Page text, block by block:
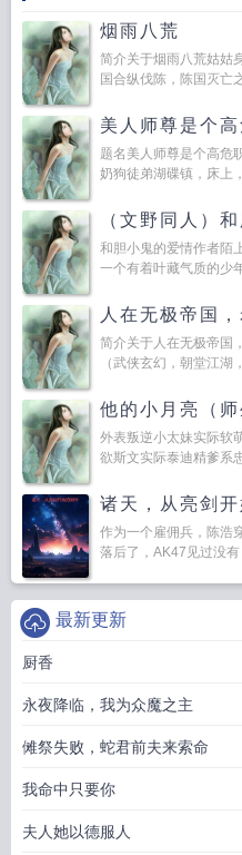
烟雨八荒
简介关于烟雨八荒姑姑
国合纵伐陈，陈国灭亡
美人师尊是个
题名美人师尊是个高危
奶狗徒弟湖碟镇，床上
（文野同人）
和胆小鬼的爱情作者陌
一个有着叶藏气质的少
人在无极帝国
简介关于人在无极帝国
（武侠玄幻，朝堂江
他的小月亮（师
外表叛逆小太妹实际软
欲斯文实际泰迪精爹系
诸天，从亮剑
作为一个雇佣兵，陈浩
落后了，AK47见过没
最新更新
厨香
永夜降临，我为众魔之主
傩祭失败，蛇君前夫来索命
我命中只要你
夫人她以德服人